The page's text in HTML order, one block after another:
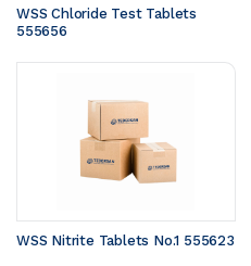
WSS Chloride Test Tablets
555656
WSS Nitrite Tablets No.1 555623